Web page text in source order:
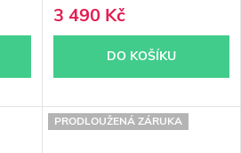
3 490 Kč
DO KOŠÍKU
PRODLOUŽENÁ ZÁRUKA